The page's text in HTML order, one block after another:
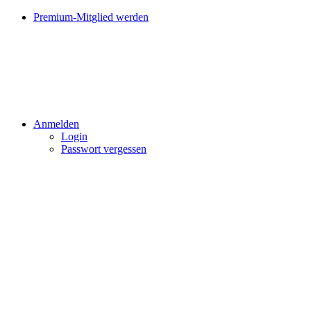
Premium-Mitglied werden
Anmelden
Login
Passwort vergessen